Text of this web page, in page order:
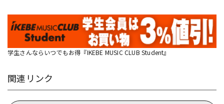
学生さんならいつでもお得『IKEBE MUSIC CLUB Student』
関連リンク